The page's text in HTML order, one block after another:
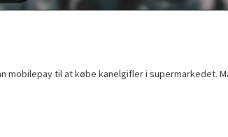
mobilepay til at købe kanelgifler i supermarkedet.